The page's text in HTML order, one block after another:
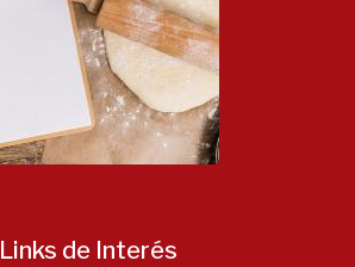
Links de Interés